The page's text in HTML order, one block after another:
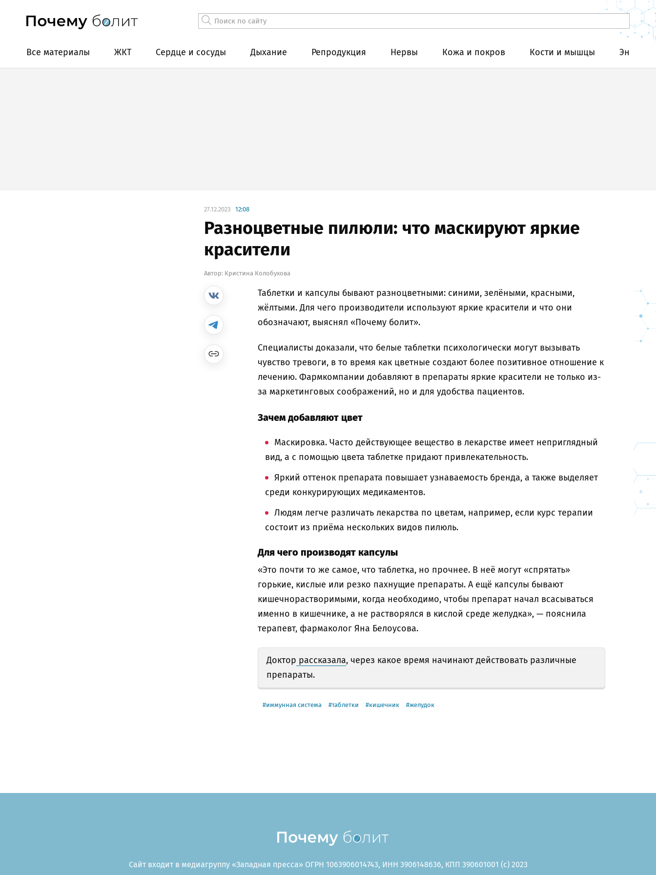
Все материалы ЖКТ Сердце и сосуды Дыхание Репродукция Нервы Кожа и покров Кости и мышцы
27.12.2023 12:08
Разноцветные пилюли: что маскируют яркие
красители
Автор: Кристина Колобухова
Таблетки и капсулы бывают разноцветными: синими, зелёными, красными,
жёлтыми. Для чего производители используют яркие красители и что они
обозначают, выяснял «Почему болит».
Специалисты доказали, что белые таблетки психологически могут вызывать
чувство тревоги, в то время как цветные создают более позитивное отношение к
лечению. Фармкомпании добавляют в препараты яркие красители не только из-
за маркетинговых соображений, но и для удобства пациентов.
Зачем добавляют цвет
Маскировка. Часто действующее вещество в лекарстве имеет неприглядный
вид, а с помощью цвета таблетке придают привлекательность.
Яркий оттенок препарата повышает узнаваемость бренда, а также выделяет
среди конкурирующих медикаментов.
Людям легче различать лекарства по цветам, например, если курс терапии
состоит из приёма нескольких видов пилюль.
Для чего производят капсулы
«Это почти то же самое, что таблетка, но прочнее. В неё могут «спрятать»
горькие, кислые или резко пахнущие препараты. А ещё капсулы бывают
кишечнорастворимыми, когда необходимо, чтобы препарат начал всасываться
именно в кишечнике, а не растворялся в кислой среде желудка», — пояснила
терапевт, фармаколог Яна Белоусова.
Доктор рассказала, через какое время начинают действовать различные
препараты.
иммунная система таблетки кишечник желудок
Сайт входит в медиагруппу «Западная пресса» ОГРН 1063906014743, ИНН 3906148636, КПП 390601001 (c) 2023